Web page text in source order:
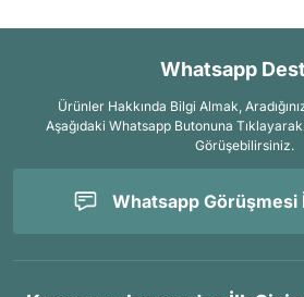
Whatsapp
Ürünler Hakkında Bilgi Almak,
Aşağıdaki Whatsapp Butonuna
Görüşebilirsiniz.
Whatsapp Görüşmesi